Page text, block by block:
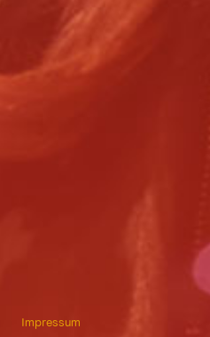
Impressum